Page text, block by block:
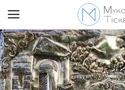
Contact Us